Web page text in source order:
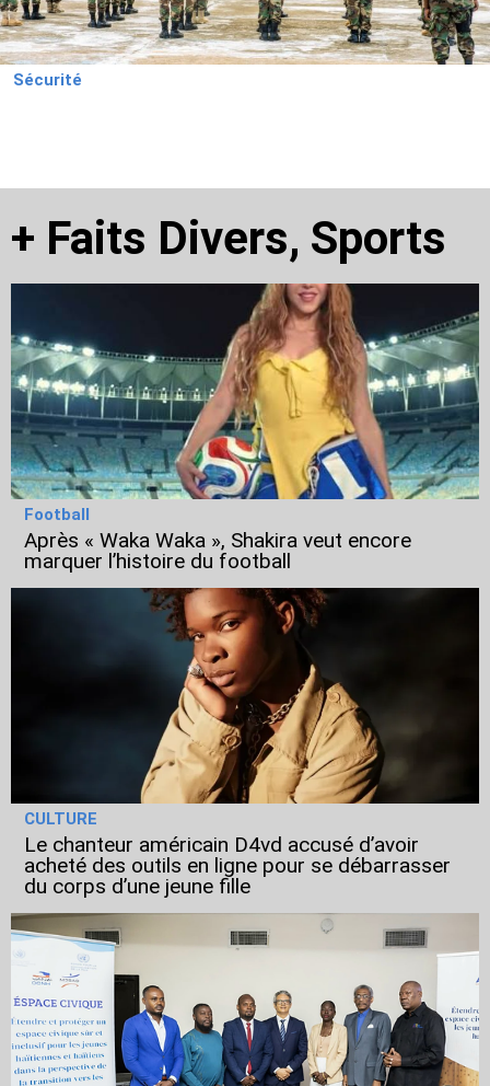
Sécurité
+ Faits Divers, Sports
Football
Après « Waka Waka », Shakira veut encore
marquer l’histoire du football
CULTURE
Le chanteur américain D4vd accusé d’avoir
acheté des outils en ligne pour se débarrasser
du corps d’une jeune fille